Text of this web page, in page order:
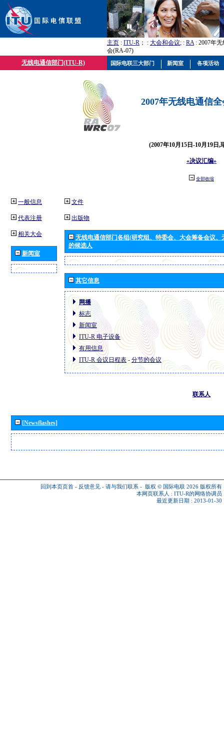
主页 : ITU-R ； : 大会和会议; : RA: 2007年
会(RA-07)
无线电通信部门(ITU-R)
2007年无线电通信
(2007年10月15日-10月19日,
«决议汇编»
全部收缩
一般信息
代表注册
相关大会
新闻室
文件
出版物
无线电通信部门各组(研究组、特委会、大会筹备会议
的候选人
其它信息
网播
标志
新闻室
ITU-R 电子设备
有用信息
ITU-R 会议日程表 - 分节的会议
联系人
[Newsflashes]
回到本页页首 - 反馈意见 - 请与我们联系 - 版权 © 国际电联 2026 版权所有
本网页联系人 : ITU-R的网络协调员
最近更新日期 : 2013-01-30
国际电联三大部门 新闻室 各项活动